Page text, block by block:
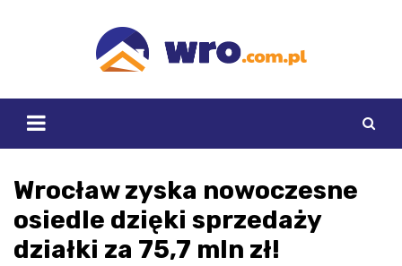
Wrocław zyska nowoczesne
osiedle dzięki sprzedaży
działki za 75,7 mln zł!